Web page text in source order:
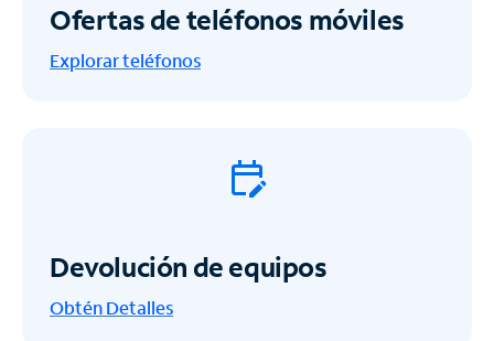
Ofertas de teléfonos móviles
Explorar teléfonos
Devolución de equipos
ObténDetalles